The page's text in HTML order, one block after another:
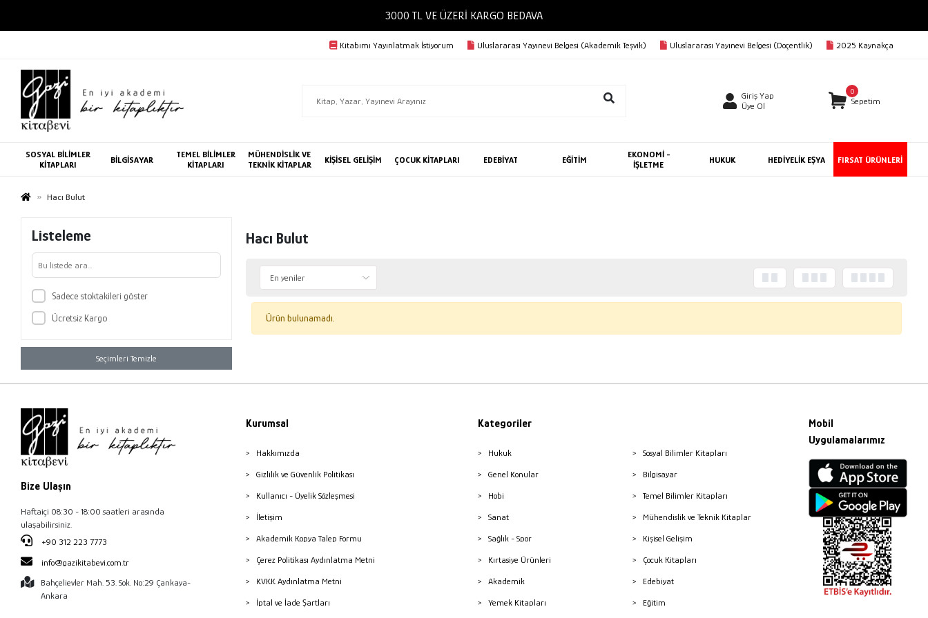
3000 TL VE ÜZERİ KARGO BEDAVA
Kitabımı Yayınlatmak İstiyorum Uluslararası Yayınevi Belgesi (Akademik Teşvik) Uluslararası Yayınevi Belgesi (Doçentlik) 2025 Kaynakça
Giriş Yap
Üye Ol
0
Sepetim
SOSYAL BİLİMLER
KİTAPLARI
BİLGİSAYAR
TEMEL BİLİMLER
KİTAPLARI
MÜHENDİSLİK VE
TEKNİK KİTAPLAR
KİŞİSEL GELİŞİM ÇOCUK KİTAPLARI EDEBİYAT EĞİTİM
EKONOMİ -
İŞLETME
HUKUK HEDİYELİK EŞYA FIRSAT ÜRÜNLERİ
Hacı Bulut
Listeleme
Sadece stoktakileri göster
Ücretsiz Kargo
Seçimleri Temizle
Hacı Bulut
Ürün bulunamadı.
Bize Ulaşın
Haftaiçi 08:30 - 18:00 saatleri arasında
ulaşabilirsiniz.
+90 312 223 7773
info@gazikitabevi.com.tr
Bahçelievler Mah. 53. Sok. No:29 Çankaya-
Ankara
Kurumsal
Hakkımızda
Gizlilik ve Güvenlik Politikası
Kullanıcı - Üyelik Sözleşmesi
İletişim
Akademik Kopya Talep Formu
Çerez Politikası Aydınlatma Metni
KVKK Aydınlatma Metni
İptal ve İade Şartları
Kategoriler
Hukuk
Genel Konular
Hobi
Sanat
Sağlık - Spor
Kırtasiye Ürünleri
Akademik
Yemek Kitapları
Sosyal Bilimler Kitapları
Bilgisayar
Temel Bilimler Kitapları
Mühendislik ve Teknik Kitaplar
Kişisel Gelişim
Çocuk Kitapları
Edebiyat
Eğitim
Mobil
Uygulamalarımız